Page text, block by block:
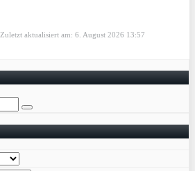
Zuletzt aktualisiert am: 6. August 2026 13:57